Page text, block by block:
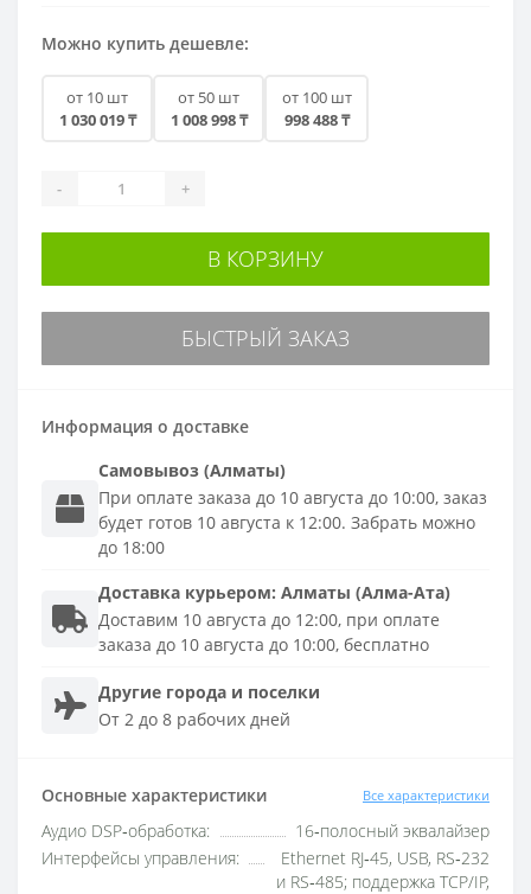
Можно купить дешевле:
от 10 шт
1 030 019 ₸
от 50 шт
1 008 998 ₸
от 100 шт
998 488 ₸
- +
В КОРЗИНУ
БЫСТРЫЙ ЗАКАЗ
Информация о доставке
Самовывоз (Алматы)
При оплате заказа до 10 августа до 10:00, заказ
будет готов 10 августа к 12:00. Забрать можно
до 18:00
Доставка курьером: Алматы (Алма-Ата)
Доставим 10 августа до 12:00, при оплате
заказа до 10 августа до 10:00, бесплатно
Другие города и поселки
От 2 до 8 рабочих дней
Основные характеристики Все характеристики
Аудио DSP‑обработка:
16‑полосный эквалайзер
Интерфейсы управления:
Ethernet RJ‑45, USB, RS‑232
и RS‑485; поддержка TCP/IP,